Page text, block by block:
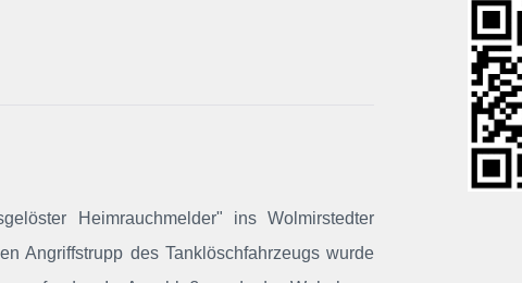
Heimrauchmelder" ins Wolmirstedter
Angriffstrupp des Tanklöschfahrzeugs wurde